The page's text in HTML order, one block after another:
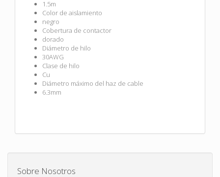
1.5m
Color de aislamiento
negro
Cobertura de contactor
dorado
Diámetro de hilo
30AWG
Clase de hilo
Cu
Diámetro máximo del haz de cable
6.3mm
Sobre Nosotros